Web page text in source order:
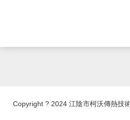
Copyright ? 2024 江陰市柯沃傳熱技